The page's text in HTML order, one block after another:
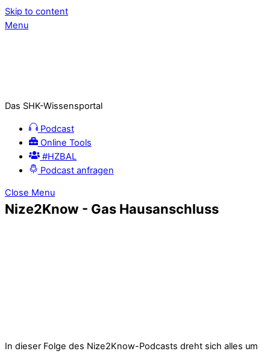
Skip to content
Menu
Das SHK-Wissensportal
Podcast
Online Tools
#HZBAL
Podcast anfragen
Close Menu
Nize2Know - Gas Hausanschluss
In dieser Folge des Nize2Know-Podcasts dreht sich alles um